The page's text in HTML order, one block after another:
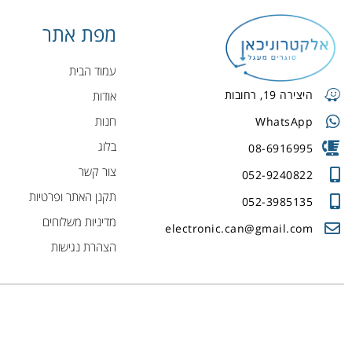
היצירה 19, רחובות
WhatsApp
08-6916995
052-9240822
052-3985135
electronic.can@gmail.com
מפת אתר
עמוד הבית
אודות
חנות
בלוג
צור קשר
תקנן האתר ופרטיות
מדיניות משלוחים
הצהרת נגישות